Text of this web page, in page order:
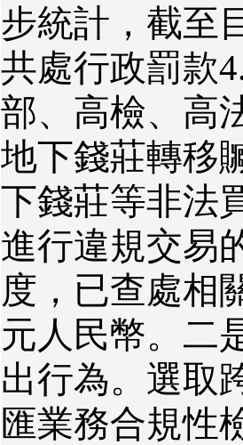
步統計，截至
共處行政罰款
部、高檢、高
地下錢莊轉移
下錢莊等非法
進行違規交易
度，已查處相
元人民幣。二
出行為。選取
匯業務合規性